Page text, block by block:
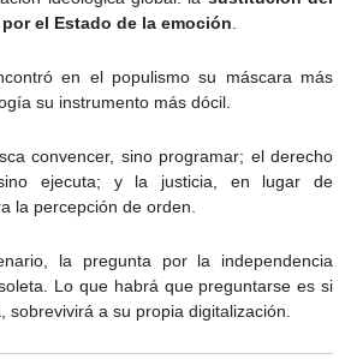
el Estado de la emoción
en el populismo su máscara más
su instrumento más dócil.
convencer, sino programar; el derecho
ejecuta; y la justicia, en lugar de
la percepción de orden.
la pregunta por la independencia
Lo que habrá que preguntarse es si
sobrevivirá a su propia digitalización.